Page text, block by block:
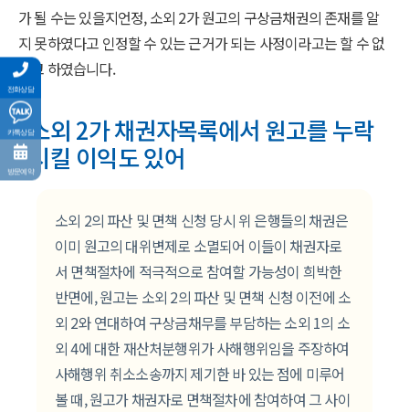
가 될 수는 있을지언정, 소외 2가 원고의 구상금채권의 존재를 알
지 못하였다고 인정할 수 있는 근거가 되는 사정이라고는 할 수 없
다고 하였습니다.
소외 2가 채권자목록에서 원고를 누락
시킬 이익도 있어
소외 2의 파산 및 면책 신청 당시 위 은행들의 채권은
이미 원고의 대위변제로 소멸되어 이들이 채권자로
서 면책절차에 적극적으로 참여할 가능성이 희박한
반면에, 원고는 소외 2의 파산 및 면책 신청 이전에 소
외 2와 연대하여 구상금채무를 부담하는 소외 1의 소
외 4에 대한 재산처분행위가 사해행위임을 주장하여
사해행위 취소소송까지 제기한 바 있는 점에 미루어
볼 때, 원고가 채권자로 면책절차에 참여하여 그 사이
전화상담
카톡상담
방문예약